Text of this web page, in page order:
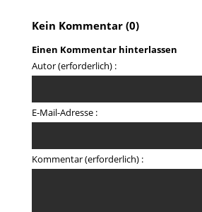
Kein Kommentar (0)
Einen Kommentar hinterlassen
Autor (erforderlich) :
E-Mail-Adresse :
Kommentar (erforderlich) :